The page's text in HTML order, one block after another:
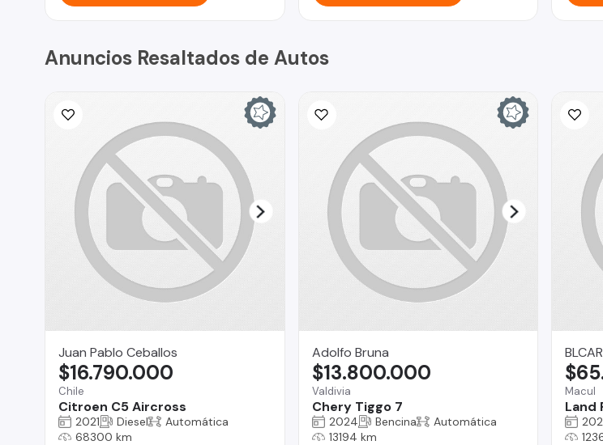
Anuncios Resaltados de Autos
Juan Pablo Ceballos
Chile
Citroen C5 Aircross
$16.790.000
2021 Diesel
Automática
68300 km
Adolfo Bruna
Valdivia
Chery Tiggo 7
$13.800.000
2024 Bencina
Automática
13194 km
Macul
Land